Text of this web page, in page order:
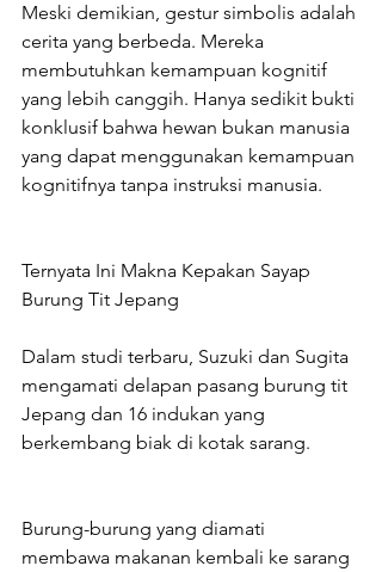
Meski demikian, gestur simbolis adalah
cerita yang berbeda. Mereka
membutuhkan kemampuan kognitif
yang lebih canggih. Hanya sedikit bukti
konklusif bahwa hewan bukan manusia
yang dapat menggunakan kemampuan
kognitifnya tanpa instruksi manusia.
Ternyata Ini Makna Kepakan Sayap
Burung Tit Jepang
Dalam studi terbaru, Suzuki dan Sugita
mengamati delapan pasang burung tit
Jepang dan 16 indukan yang
berkembang biak di kotak sarang.
Burung-burung yang diamati
membawa makanan kembali ke sarang